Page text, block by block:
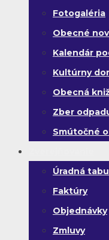
Fotogaléria
Obecné
Kalendár
Kultúrny
Obecná
Zber
Smútočné
Úradná
Faktúry
Objednávky
Zmluvy